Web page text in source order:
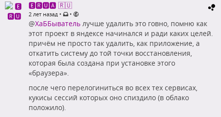
🅴🆁🆄🅰 🇷🇺
2 лет назад • •
@ХаББыватель лучше удалить это говно, помню как
этот проект в яндексе начинался и ради каких целей.
причём не просто так удалить, как приложение, а
откатить систему до той точки восстановления,
которая была создана при установке этого
«браузера».
после чего перелогиниться во всех тех сервисах,
кукисы сессий которых оно спиздило (в облако
положило).